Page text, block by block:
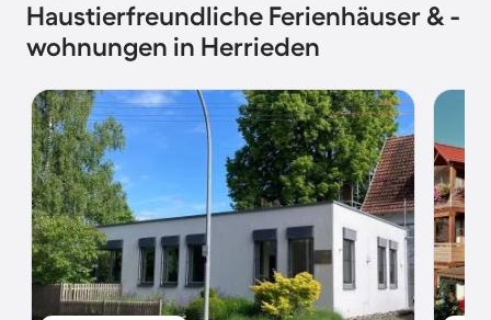
Haustierfreundliche Ferienhäuser & -
wohnungen in Herrieden